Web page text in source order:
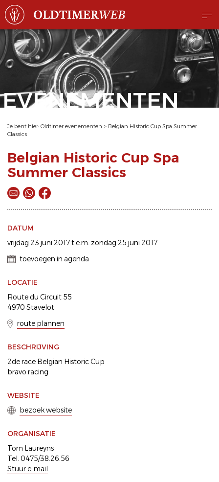
EVENEMENTEN
Je bent hier: Oldtimer evenementen > Belgian Historic Cup Spa Summer
Classics
Belgian Historic Cup Spa
Summer Classics
DATUM
vrijdag 23 juni 2017 t.e.m. zondag 25 juni 2017
toevoegen in agenda
LOCATIE
Route du Circuit 55
4970 Stavelot
route plannen
BESCHRIJVING
2de race Belgian Historic Cup
bravo racing
WEBSITE
bezoek website
ORGANISATIE
Tom Laureyns
Tel. 0475/38.26.56
Stuur e-mail